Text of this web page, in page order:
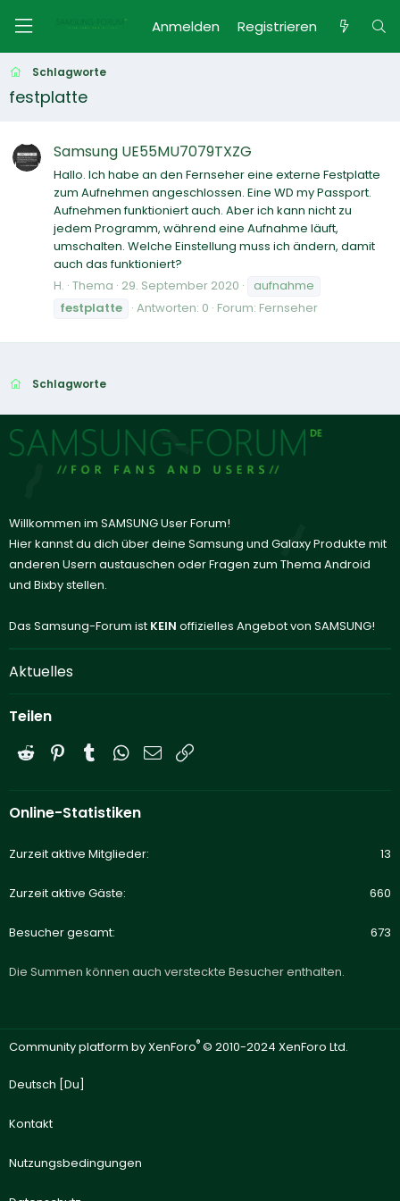
Anmelden Registrieren
Schlagworte
festplatte
Samsung UE55MU7079TXZG
Hallo. Ich habe an den Fernseher eine externe Festplatte
zum Aufnehmen angeschlossen. Eine WD my Passport.
Aufnehmen funktioniert auch. Aber ich kann nicht zu
jedem Programm, während eine Aufnahme läuft,
umschalten. Welche Einstellung muss ich ändern, damit
auch das funktioniert?
H. Thema 29. September 2020
aufnahme
festplatte
Antworten: 0 Forum: Fernseher
Schlagworte
Willkommen im SAMSUNG User Forum!
Hier kannst du dich über deine Samsung und Galaxy Produkte mit
anderen Usern austauschen oder Fragen zum Thema Android
und Bixby stellen.
Das Samsung-Forum ist KEIN offizielles Angebot von SAMSUNG!
Aktuelles
Teilen
Reddit PinterestTumblrWhatsApp
E-Mail
Online-Statistiken
Zurzeit aktive Mitglieder 13
Zurzeit aktive Gäste 660
Besucher gesamt 673
Die Summen können auch versteckte Besucher enthalten.
Community platform by XenForo® © 2010-2024 XenForo Ltd.
Deutsch [Du]
Kontakt
Nutzungsbedingungen